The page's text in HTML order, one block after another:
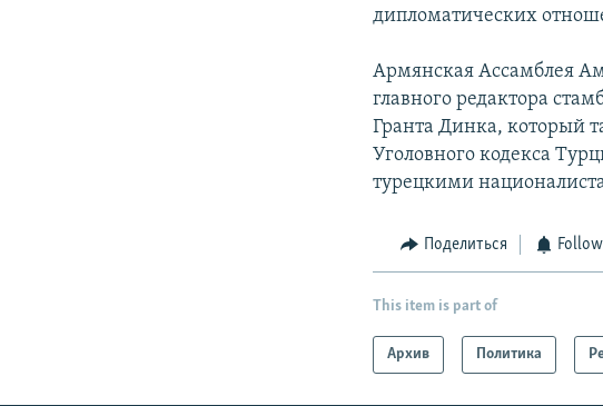
дипломатических
Армянская Ассамблея
главного редактора
Гранта Динка, который
Уголовного кодекса
турецкими
Поделиться
This item is part of
Архив Политика